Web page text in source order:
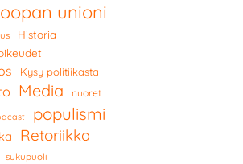
unioni
Historia
Kysy politiikasta
Media nuoret
populismi
Retoriikka
sukupuoli